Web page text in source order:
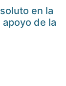
en la
de la